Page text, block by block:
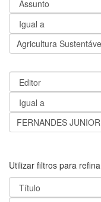
Utilizar filtros para